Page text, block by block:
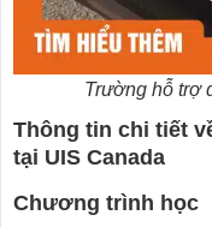
Trường hỗ trợ
Thông tin chi tiết
tại UIS Canada
Chương trình học